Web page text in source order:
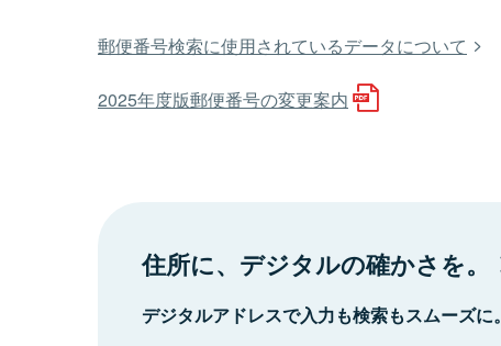
郵便番号検索に使用されているデータについて
2025年度版郵便番号の変更案内
住所に、デジタルの確かさを。
デジタルアドレスで入力も検索もスムーズに。